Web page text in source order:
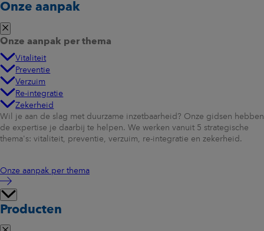
Onze aanpak
Onze aanpak per thema
Vitaliteit
Preventie
Verzuim
Re-integratie
Zekerheid
Wil je aan de slag met duurzame inzetbaarheid? Onze gidsen hebben
de expertise je daarbij te helpen. We werken vanuit 5 strategische
thema's: vitaliteit, preventie, verzuim, re-integratie en zekerheid.
Onze aanpak per thema
Producten